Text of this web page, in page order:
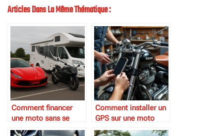
Articles Dans La Même Thématique :
Comment financer
une moto sans se
ruiner
Comment installer un
GPS sur une moto
ancienne